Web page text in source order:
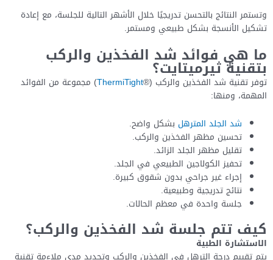
وتستمر النتائج بالتحسن تدريجيًا خلال الأشهر التالية للجلسة، مع إعادة
تشكيل الأنسجة بشكل طبيعي ومستمر.
ما هي فوائد شد الفخذين والركب
بتقنية ثيرميتايت؟
توفر تقنية شد الفخذين والركب (®ThermiTight) مجموعة من الفوائد
المهمة، ومنها:
شد الجلد المترهل بشكل واضح.
تحسين مظهر الفخذين والركب.
تقليل مظهر الجلد الزائد.
تحفيز الكولاجين الطبيعي في الجلد.
إجراء غير جراحي بدون شقوق كبيرة.
نتائج تدريجية وطبيعية.
جلسة واحدة في معظم الحالات.
كيف تتم جلسة شد الفخذين والركب؟
الاستشارة الطبية
يتم تقييم درجة الترهل في الفخذين والركب وتحديد مدى ملاءمة تقنية